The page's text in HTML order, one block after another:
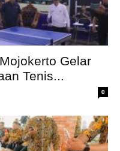
Gelar
Tenis...
0